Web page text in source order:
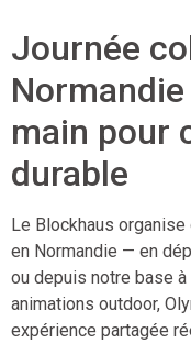
Journée
main pour
durable
Le Blockhaus
en Normandie — en
ou depuis notre base
animations outdoor,
expérience partagée